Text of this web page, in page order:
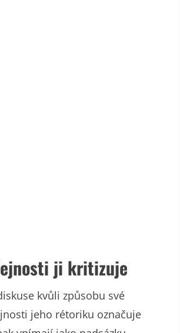
ji kritizuje
kvůli způsobu své
jeho rétoriku označuje